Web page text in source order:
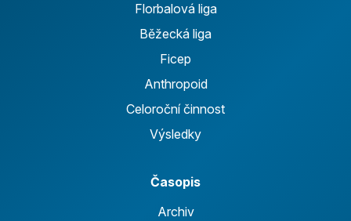
Florbalová liga
Běžecká liga
Ficep
Anthropoid
Celoroční činnost
Výsledky
Časopis
Archiv